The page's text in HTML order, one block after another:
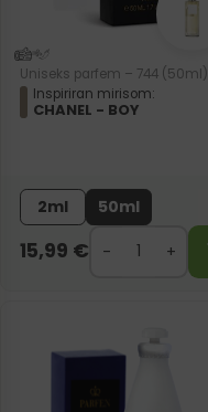
Uniseks parfem – 744 (50ml)
Inspiriran mirisom:
CHANEL - BOY
2ml 50ml
15,99 €